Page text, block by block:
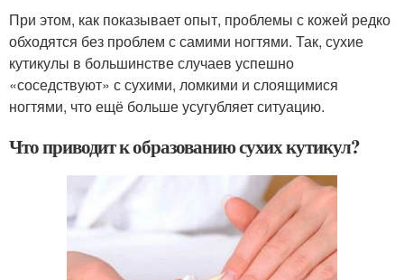
При этом, как показывает опыт, проблемы с кожей редко
обходятся без проблем с самими ногтями. Так, сухие
кутикулы в большинстве случаев успешно
«соседствуют» с сухими, ломкими и слоящимися
ногтями, что ещё больше усугубляет ситуацию.
Что приводит к образованию сухих кутикул?